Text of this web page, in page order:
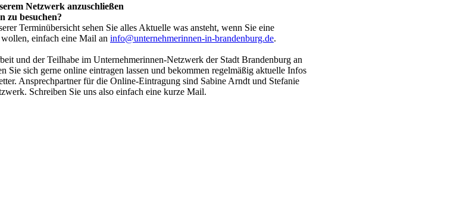
Netzwerk anzuschließen
zu besuchen?
Terminübersicht sehen Sie alles Aktuelle was ansteht, wenn Sie eine
einfach eine Mail an info@unternehmerinnen-in-brandenburg.de.
und der Teilhabe im Unternehmerinnen-Netzwerk der Stadt Brandenburg an
Sie sich gerne online eintragen lassen und bekommen regelmäßig aktuelle Infos
Ansprechpartner für die Online-Eintragung sind Sabine Arndt und Stefanie
Schreiben Sie uns also einfach eine kurze Mail.